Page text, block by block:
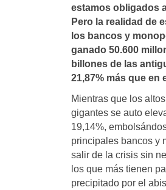
estamos obligados
Pero la realidad de
los bancos y
ganado 50.600
billones de las
21,87% más que en
Mientras que los
gigantes se auto
19,14%,
principales bancos y
salir de la crisis sin
los que más tienen
precipitado por el